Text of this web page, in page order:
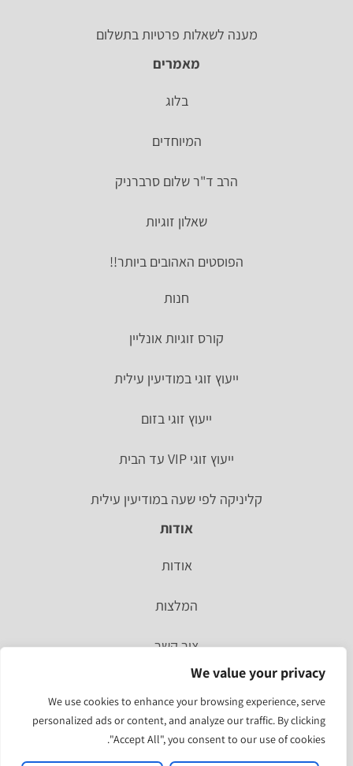
We value your privacy
We use cookies to enhance your browsing experience, serve
personalized ads or content, and analyze our traffic. By clicking
"Accept All", you consent to our use of cookies.
מענה לשאלות פרטיות בתשלום
מאמרים
בלוג
המיוחדים
הרב ד"ר שלום סרברניק
שאלון זוגיות
הפוסטים האהובים ביותר!!
חנות
קורס זוגיות אונליין
ייעוץ זוגי במודיעין עילית
ייעוץ זוגי בזום
ייעוץ זוגי VIP עד הבית
קליניקה לפי שעה במודיעין עילית
אודות
אודות
המלצות
צור קשר
מהעיתונות